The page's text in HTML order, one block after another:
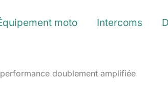
moto Intercoms
doublement amplifiée